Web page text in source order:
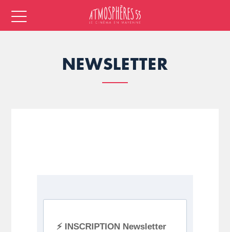
NEWSLETTER
⚡ INSCRIPTION Newsletter